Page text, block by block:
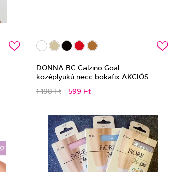
c c
DONNA BC Calzino Goal
középlyukú necc bokafix AKCIÓS
1 198 Ft
599 Ft